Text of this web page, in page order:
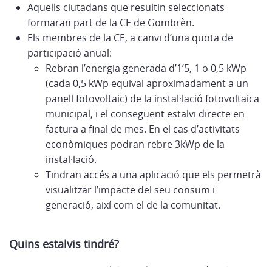
Aquells ciutadans que resultin seleccionats
formaran part de la CE de Gombrèn.
Els membres de la CE, a canvi d’una quota de
participació anual:
Rebran l’energia generada d’1’5, 1 o 0,5 kWp
(cada 0,5 kWp equival aproximadament a un
panell fotovoltaic) de la instal·lació fotovoltaica
municipal, i el consegüent estalvi directe en
factura a final de mes. En el cas d’activitats
econòmiques podran rebre 3kWp de la
instal·lació.
Tindran accés a una aplicació que els permetrà
visualitzar l’impacte del seu consum i
generació, així com el de la comunitat.
Quins estalvis tindré?